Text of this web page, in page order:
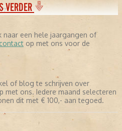
VERDER
naar een hele jaargangen of
op met ons voor de
of blog te schrijven over
met ons. Iedere maand selecteren
dit met € 100,- aan tegoed.